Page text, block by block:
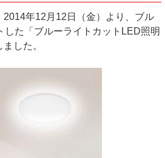
年12月12日（金）より、ブル
した「ブルーライトカットLED照明
した。